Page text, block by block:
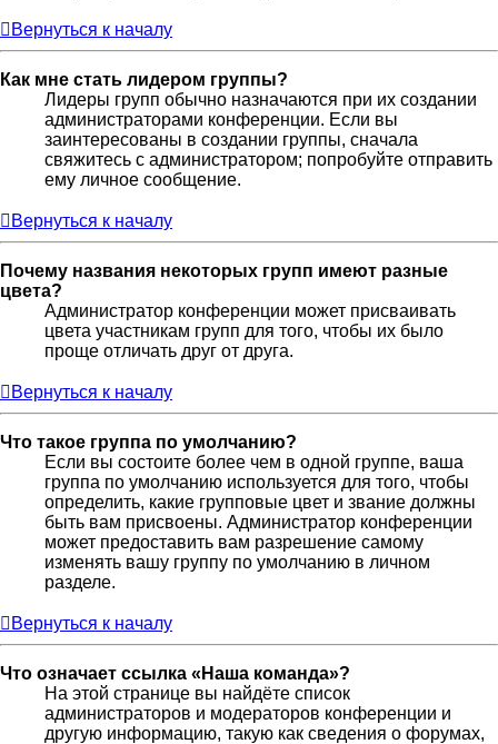
Вернуться к началу
Как мне стать лидером группы?
Лидеры групп обычно назначаются при их создании
администраторами конференции. Если вы
заинтересованы в создании группы, сначала
свяжитесь с администратором; попробуйте отправить
ему личное сообщение.
Вернуться к началу
Почему названия некоторых групп имеют разные
цвета?
Администратор конференции может присваивать
цвета участникам групп для того, чтобы их было
проще отличать друг от друга.
Вернуться к началу
Что такое группа по умолчанию?
Если вы состоите более чем в одной группе, ваша
группа по умолчанию используется для того, чтобы
определить, какие групповые цвет и звание должны
быть вам присвоены. Администратор конференции
может предоставить вам разрешение самому
изменять вашу группу по умолчанию в личном
разделе.
Вернуться к началу
Что означает ссылка «Наша команда»?
На этой странице вы найдёте список
администраторов и модераторов конференции и
другую информацию, такую как сведения о форумах,